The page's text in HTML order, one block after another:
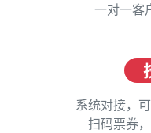
一对一客
系统对接，
扫码票券